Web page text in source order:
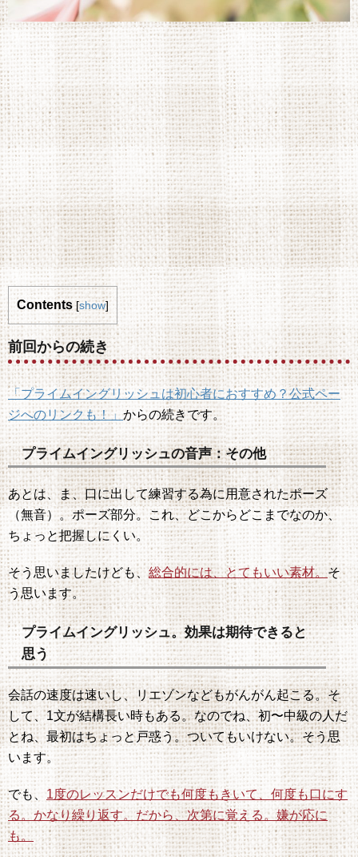
Contents [show]
前回からの続き
「プライムイングリッシュは初心者におすすめ？公式ペー
ジへのリンクも！」からの続きです。
プライムイングリッシュの音声：その他
あとは、ま、口に出して練習する為に用意されたポーズ
（無音）。ポーズ部分。これ、どこからどこまでなのか、
ちょっと把握しにくい。
そう思いましたけども、総合的には、とてもいい素材。そ
う思います。
プライムイングリッシュ。効果は期待できると
思う
会話の速度は速いし、リエゾンなどもがんがん起こる。そ
して、1文が結構長い時もある。なのでね、初〜中級の人だ
とね、最初はちょっと戸惑う。ついてもいけない。そう思
います。
でも、1度のレッスンだけでも何度もきいて、何度も口にす
る。かなり繰り返す。だから、次第に覚える。嫌が応に
も。